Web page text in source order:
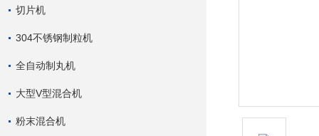
切片机
304不锈钢制粒机
全自动制丸机
大型V型混合机
粉末混合机